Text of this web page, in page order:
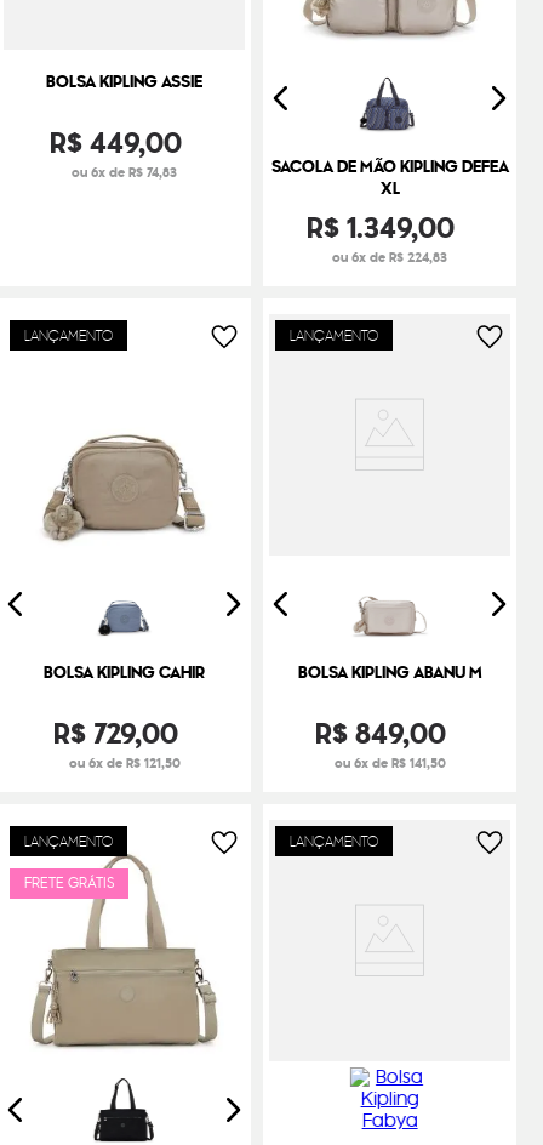
BOLSA KIPLING ASSIE
R$449,00
ou 6x de R$ 74,83
SACOLA DE MÃO KIPLING DEFEA
XL
R$1.349,00
ou 6x de R$ 224,83
LANÇAMENTO
BOLSA KIPLING CAHIR
R$ 729,00
ou 6x de R$ 121,50
LANÇAMENTO
BOLSA KIPLING ABANU M
R$849,00
ou 6x de R$ 141,50
LANÇAMENTO
FRETE GRÁTIS
LANÇAMENTO